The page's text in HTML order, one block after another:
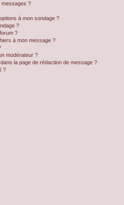
messages ?
à mon sondage ?
?
?
à mon message ?
modérateur ?
la page de rédaction de message ?
?